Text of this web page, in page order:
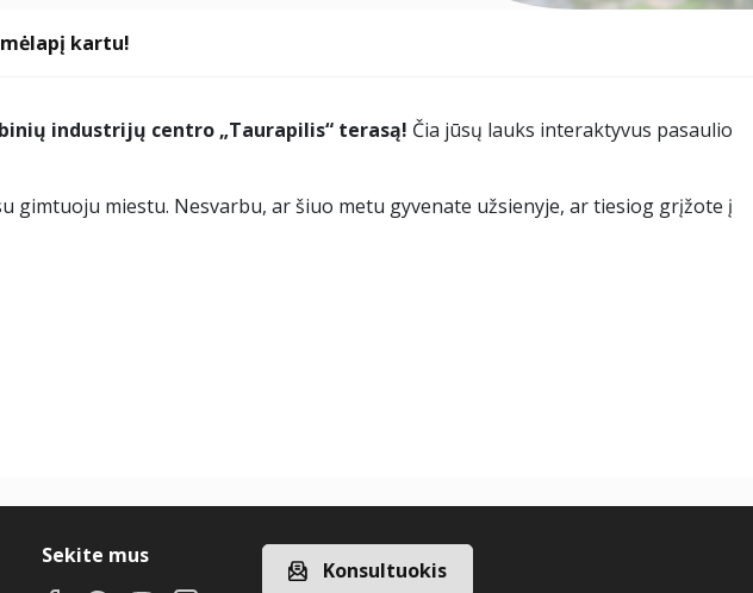
kartu!
industrijų centro „Taurapilis“ terasą! Čia jūsų lauks interaktyvus pasaulio
miestu. Nesvarbu, ar šiuo metu gyvenate užsienyje, ar tiesiog grįžote į
Sekite mus
Konsultuokis